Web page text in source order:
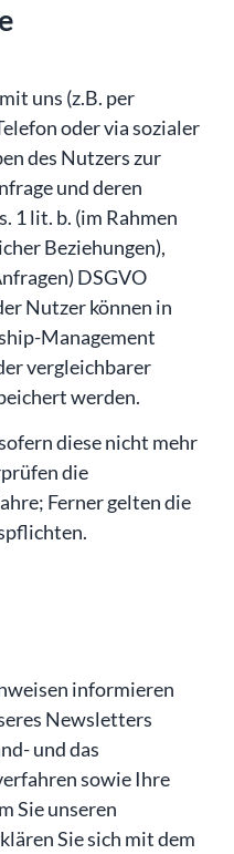
uns (z.B. per
oder via sozialer
des Nutzers zur
und deren
1 lit. b. (im Rahmen
Beziehungen),
DSGVO
Nutzer können in
Management
vergleichbarer
werden.
diese nicht mehr
die
Ferner gelten die
informieren
Newsletters
und das
sowie Ihre
Sie unseren
Sie sich mit dem